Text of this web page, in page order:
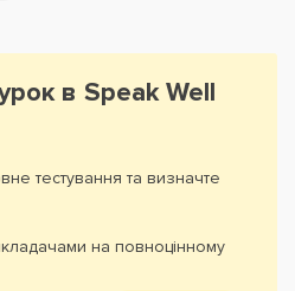
в Speak Well
тестування та визначте
на повноцінному